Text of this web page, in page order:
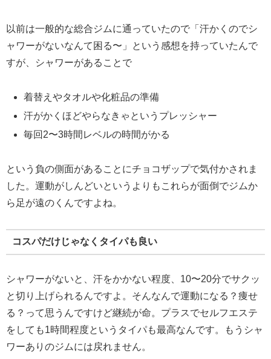
以前は一般的な総合ジムに通っていたので「汗かくのでシ
ャワーがないなんて困る〜」という感想を持っていたんで
すが、シャワーがあることで
着替えやタオルや化粧品の準備
汗がかくほどやらなきゃというプレッシャー
毎回2〜3時間レベルの時間がかる
という負の側面があることにチョコザップで気付かされま
した。運動がしんどいというよりもこれらが面倒でジムか
ら足が遠のくんですよね。
コスパだけじゃなくタイパも良い
シャワーがないと、汗をかかない程度、10〜20分でサクッ
と切り上げられるんですよ。そんなんで運動になる？痩せ
る？って思うんですけど継続が命。プラスでセルフエステ
をしても1時間程度というタイパも最高なんです。もうシャ
ワーありのジムには戻れません。